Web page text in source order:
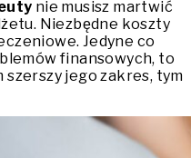
nie musisz martwić
Niezbędne koszty
Jedyne co
finansowych, to
jego zakres, tym